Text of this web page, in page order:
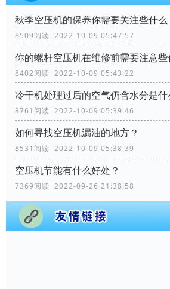
秋季空压机的保养你需要关注些什么
8509阅读 2022-10-09 05:47:57
你的螺杆空压机在维修前需要注意些
8402阅读 2022-10-09 05:43:22
冷干机处理过后的空气仍含水分是什
8761阅读 2022-10-09 05:39:46
如何寻找空压机漏油的地方？
8531阅读 2022-10-09 05:38:39
空压机节能有什么好处？
7369阅读 2022-09-26 21:38:58